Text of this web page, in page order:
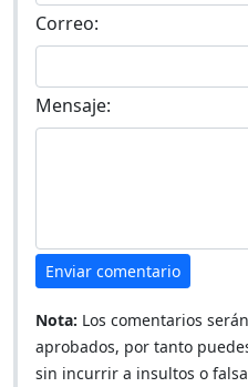
Correo:
Mensaje:
Enviar comentario
Nota: Los comentarios
aprobados, por tanto
sin incurrir a insultos o